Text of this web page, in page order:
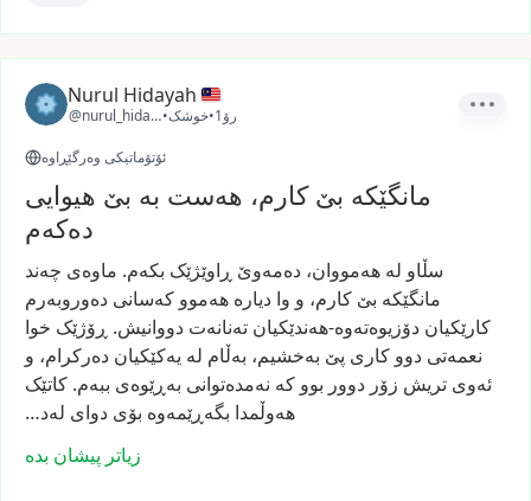
Nurul Hidayah
@nurul_hidayah63
•خوشک• 1رۆ
ئۆتۆماتیکی وەرگێڕاوە
مانگێکە بێ کارم، هەست بە بێ هیوایی
دەکەم
سڵاو لە هەمووان، دەمەوێ ڕاوێژێک بکەم. ماوەی چەند
مانگێکە بێ کارم، و وا دیارە هەموو کەسانی دەوروبەرم
کارێکیان دۆزیوەتەوە-هەندێکیان تەنانەت دووانیش. ڕۆژێک خوا
نعمەتی دوو کاری پێ بەخشیم، بەڵام لە یەکێکیان دەرکرام، و
ئەوی تریش زۆر دوور بوو کە نەمدەتوانی بەڕێوەی ببەم. کاتێک
هەوڵمدا بگەڕێمەوە بۆی دوای لەد…
زیاتر پیشان بدە